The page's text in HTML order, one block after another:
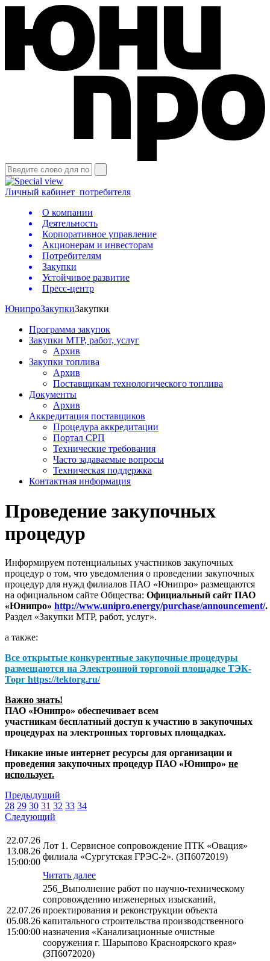
Личный кабинет потребителя
О компании
Деятельность
Корпоративное управление
Акционерам и инвесторам
Потребителям
Закупки
Устойчивое развитие
Пресс-центр
ЮнипроЗакупкиЗакупки
Программа закупок
Закупки МТР, работ, услуг
Архив
Закупки топлива
Архив
Поставщикам технологического топлива
Документы
Архив
Аккредитация поставщиков
Процедура аккредитации
Портал СРП
Технические требования
Часто задаваемые вопросы
Техническая поддержка
Контактная информация
Проведение закупочных
процедур
Информируем потенциальных участников закупочных
процедур о том, что уведомления о проведении закупочных
процедур для нужд филиалов ПАО «Юнипро» размещаются
на официальном сайте Общества: Официальный сайт ПАО
«Юнипро» http://www.unipro.energy/purchase/announcement/.
Раздел «Закупки МТР, работ, услуг».
а также:
Все открытые конкурентные закупочные процедуры
размещаются на Электронной торговой площадке ТЭК-
Торг https://tektorg.ru/
Важно знать!
ПАО «Юнипро» обеспечивает всем
участникам бесплатный доступ к участию в закупочных
процедурах на электронных торговых площадках.
Никакие иные интернет ресурсы для организации и
проведения закупочных процедур ПАО «Юнипро» не
использует.
Предыдущий
28 29 30 31 32 33 34
Следующий
22.07.26
13.08.26
15:00:00
Лот 1. Сервисное сопровождение ПТК «Овация»
филиала «Сургутская ГРЭС-2». (ЗП6072019)
Читать далее
22.07.26
05.08.26
15:00:00
256_Выполнение работ по научно-техническому
сопровождению инженерных изысканий,
проектирования и реконструкции объекта
капитального строительства производственного
назначения «Канализационные очистные
сооружения г. Шарыпово Красноярского края»
(ЗП6072020)